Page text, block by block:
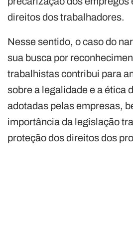
direitos dos trabalhadores.
Nesse sentido, o caso do
sua busca por
trabalhistas contribui para
sobre a legalidade e a ética
adotadas pelas empresas,
importância da legislação
proteção dos direitos dos